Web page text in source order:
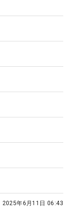
2025年6月11日 06:43